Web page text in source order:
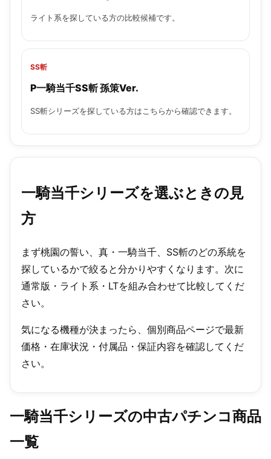
ライト系を探している方の比較候補です。
SS斬
P一騎当千SS斬 孫策Ver.
SS斬シリーズを探している方はこちらから確認できます。
一騎当千シリーズを選ぶときの見
方
まず桃園の誓い、真・一騎当千、SS斬のどの系統を
探しているかで絞ると分かりやすくなります。次に
通常版・ライト系・LTを組み合わせて比較してくだ
さい。
気になる機種が決まったら、個別商品ページで最新
価格・在庫状況・付属品・保証内容を確認してくだ
さい。
一騎当千シリーズの中古パチンコ商品
一覧